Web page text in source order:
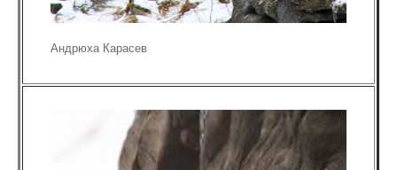
Андрюха Карасев